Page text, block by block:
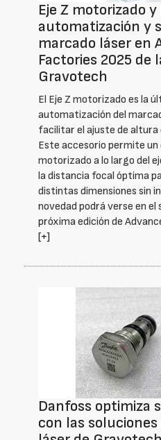
Eje Z motorizado
automatización y
marcado láser en
Factories 2025 de
Gravotech
El Eje Z motorizado es la
automatización del
facilitar el ajuste de altura
Este accesorio permite
motorizado a lo largo del
la distancia focal óptima
distintas dimensiones sin
novedad podrá verse en
próxima edición de
[+]
Danfoss optimiza
con las